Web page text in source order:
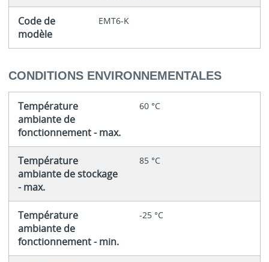
Code de
modèle
EMT6-K
CONDITIONS ENVIRONNEMENTALES
Température
ambiante de
fonctionnement - max.
60 °C
Température
ambiante de stockage
- max.
85 °C
Température
ambiante de
fonctionnement - min.
-25 °C